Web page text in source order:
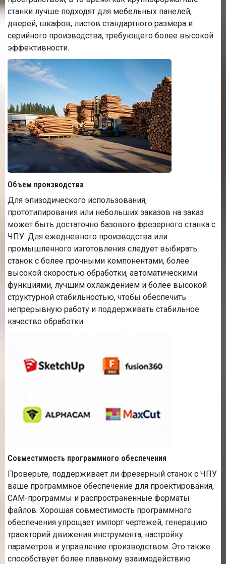
станки лучше подходят для мебельных панелей,
дверей, шкафов, листов стандартного размера и
серийного производства, требующего более высокой
эффективности.
Объем производства
Для эпизодического использования,
прототипирования или небольших заказов на заказ
может быть достаточно базового фрезерного станка с
ЧПУ. Для ежедневного производства или
промышленного изготовления следует выбирать
станок с более прочными компонентами, более
высокой скоростью обработки, автоматическими
функциями, лучшим охлаждением и более высокой
структурной стабильностью, чтобы обеспечить
непрерывную работу и поддерживать стабильное
качество обработки.
Совместимость программного обеспечения
Проверьте, поддерживает ли фрезерный станок с ЧПУ
ваше программное обеспечение для проектирования,
CAM-программы и распространенные форматы
файлов. Хорошая совместимость программного
обеспечения упрощает импорт чертежей, генерацию
траекторий движения инструмента, настройку
параметров и управление производством. Это также
способствует более плавному взаимодействию